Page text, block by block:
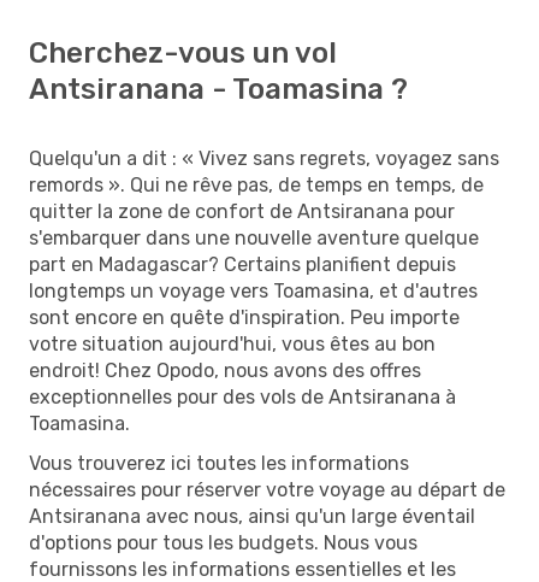
Cherchez-vous un vol
Antsiranana - Toamasina ?
Quelqu'un a dit : « Vivez sans regrets, voyagez sans
remords ». Qui ne rêve pas, de temps en temps, de
quitter la zone de confort de Antsiranana pour
s'embarquer dans une nouvelle aventure quelque
part en Madagascar? Certains planifient depuis
longtemps un voyage vers Toamasina, et d'autres
sont encore en quête d'inspiration. Peu importe
votre situation aujourd'hui, vous êtes au bon
endroit! Chez Opodo, nous avons des offres
exceptionnelles pour des vols de Antsiranana à
Toamasina.
Vous trouverez ici toutes les informations
nécessaires pour réserver votre voyage au départ de
Antsiranana avec nous, ainsi qu'un large éventail
d'options pour tous les budgets. Nous vous
fournissons les informations essentielles et les